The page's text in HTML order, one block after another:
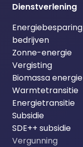
Dienstverlening
Energiebesparing
bedrijven
Zonne-energie
Vergisting
Biomassa energie
Warmtetransitie
Energietransitie
Subsidie
SDE++ subsidie
Vergunning